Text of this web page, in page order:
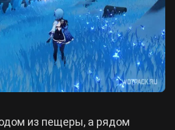
из пещеры, а рядом